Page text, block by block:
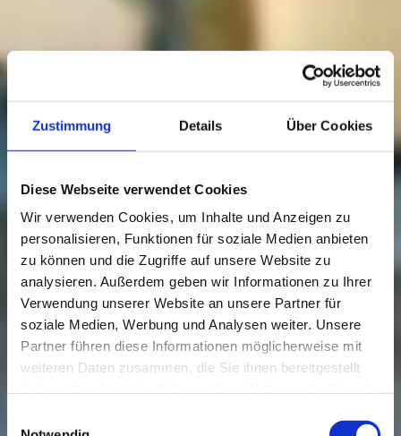
Zustimmung Details Über Cookies
Diese Webseite verwendet Cookies
Wir verwenden Cookies, um Inhalte und Anzeigen zu
personalisieren, Funktionen für soziale Medien anbieten
zu können und die Zugriffe auf unsere Website zu
analysieren. Außerdem geben wir Informationen zu Ihrer
Verwendung unserer Website an unsere Partner für
soziale Medien, Werbung und Analysen weiter. Unsere
Partner führen diese Informationen möglicherweise mit
weiteren Daten zusammen, die Sie ihnen bereitgestellt